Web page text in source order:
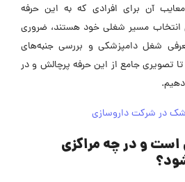
معایب آن برای افرادی که به این حرفه
انتخاب مسیر شغلی خود هستند، ضروری
شغل دامپزشکی و بررسی جنبه‌های
تصویری جامع از این حرفه پرچالش و در
در شرکت داروسازی
و در چه مراکزی